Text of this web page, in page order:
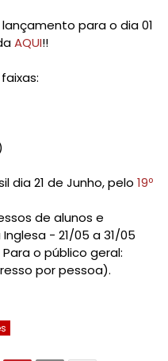
lançamento para o dia 01
AQUI!!
dia 21 de Junho, pelo 19º
de alunos e
- 21/05 a 31/05
o público geral:
por pessoa).